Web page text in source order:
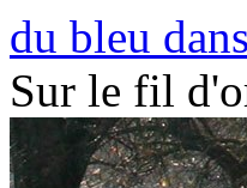
du bleu
Sur le fil